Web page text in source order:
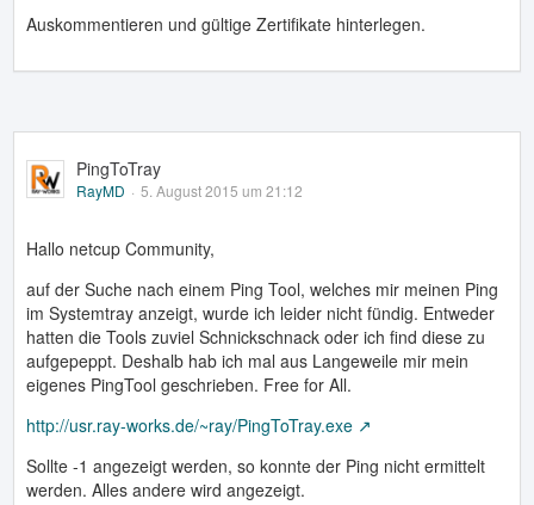
Auskommentieren und gültige Zertifikate hinterlegen.
PingToTray
RayMD 5. August 2015 um 21:12
Hallo netcup Community,
auf der Suche nach einem Ping Tool, welches mir meinen Ping
im Systemtray anzeigt, wurde ich leider nicht fündig. Entweder
hatten die Tools zuviel Schnickschnack oder ich find diese zu
aufgepeppt. Deshalb hab ich mal aus Langeweile mir mein
eigenes PingTool geschrieben. Free for All.
http://usr.ray-works.de/~ray/PingToTray.exe
Sollte -1 angezeigt werden, so konnte der Ping nicht ermittelt
werden. Alles andere wird angezeigt.